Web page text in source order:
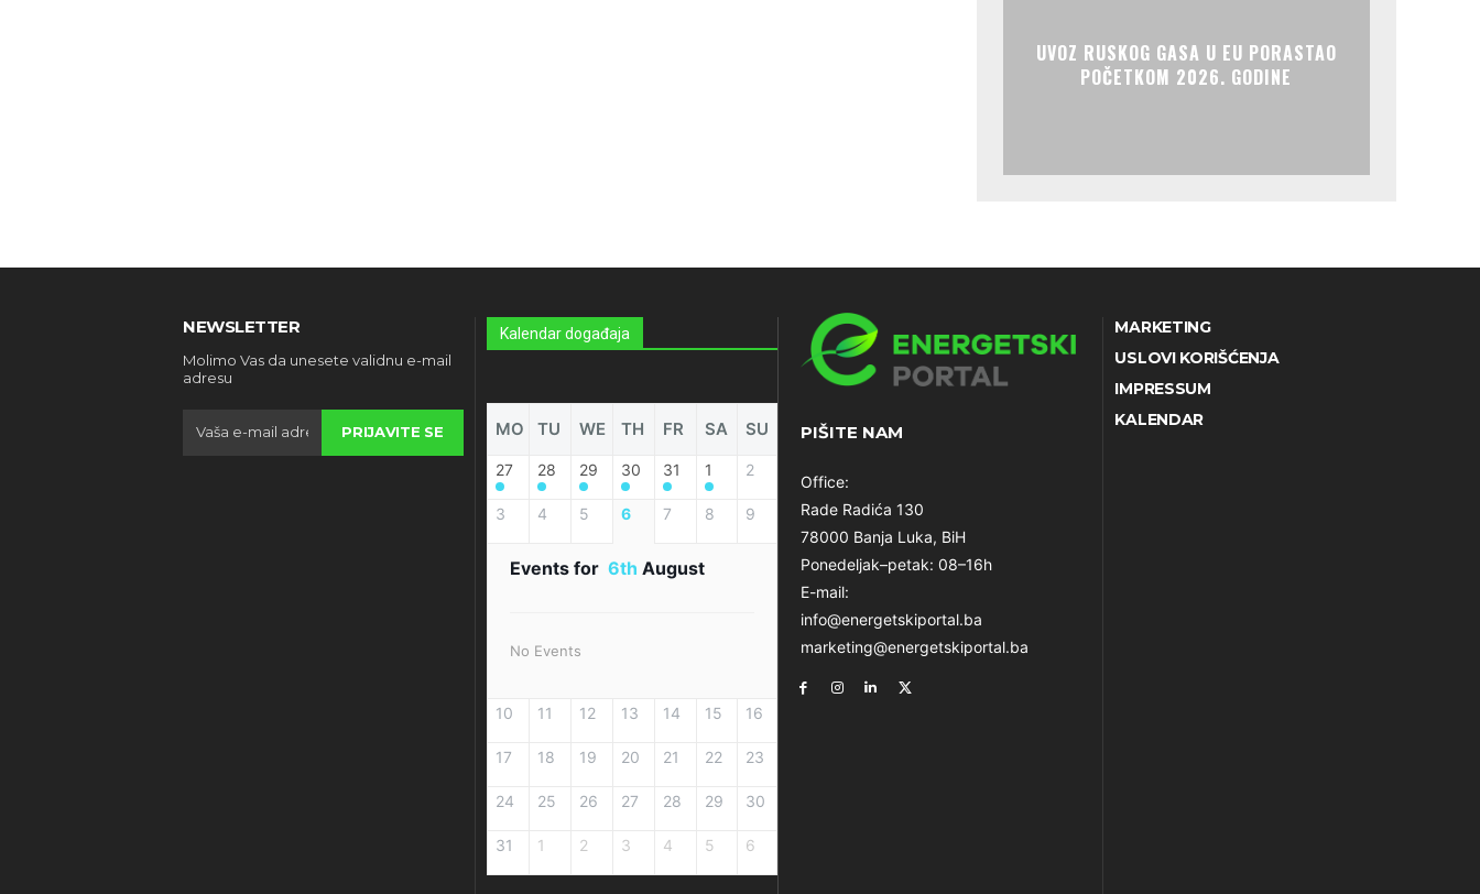
UVOZ RUSKOG GASA U EU PORASTAO
POČETKOM 2026. GODINE
NEWSLETTER
Molimo Vas da unesete validnu e-mail
adresu
PRIJAVITE SE
Kalendar događaja
MO TU WE TH FR SA SU
27 28 29 30 31 1 2
3 4 5 6 7 8 9
Events for 6th August
No Events
10 11 12 13 14 15 16
17 18 19 20 21 22 23
24 25 26 27 28 29 30
31 1 2 3 4 5 6
PIŠITE NAM
Office:
Rade Radića 130
78000 Banja Luka, BiH
Ponedeljak–petak: 08–16h
E-mail:
info@energetskiportal.ba
marketing@energetskiportal.ba
MARKETING
USLOVI KORIŠĆENJA
IMPRESSUM
KALENDAR